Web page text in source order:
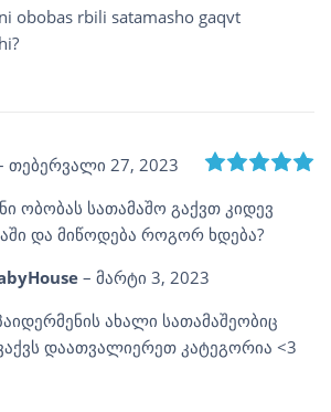
obobas rbili satamasho gaqvt
თებერვალი 27, 2023
ობობას სათამაშო გაქვთ კიდევ
და მიწოდება როგორ ხდება?
– მარტი 3, 2023
ახალი სათამაშეობიც
დაათვალიერეთ კატეგორია <3